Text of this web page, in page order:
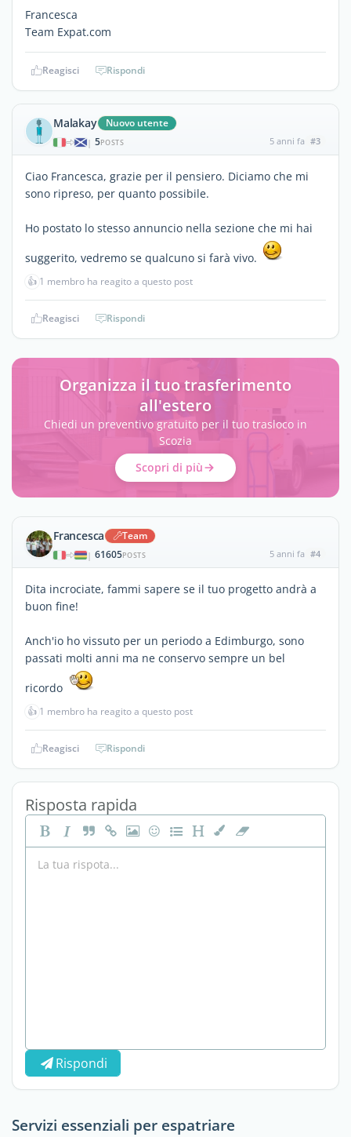
Francesca
Team Expat.com
Reagisci Rispondi
Malakay Nuovo utente
| 5POSTS 5 anni fa #3
Ciao Francesca, grazie per il pensiero. Diciamo che mi
sono ripreso, per quanto possibile.
Ho postato lo stesso annuncio nella sezione che mi hai
suggerito, vedremo se qualcuno si farà vivo.
👍 1 membro ha reagito a questo post
Reagisci Rispondi
Organizza il tuo trasferimento
all'estero
Chiedi un preventivo gratuito per il tuo trasloco in
Scozia
Scopri di più
Francesca Team
| 61605POSTS 5 anni fa #4
Dita incrociate, fammi sapere se il tuo progetto andrà a
buon fine!
Anch'io ho vissuto per un periodo a Edimburgo, sono
passati molti anni ma ne conservo sempre un bel
ricordo
👍 1 membro ha reagito a questo post
Reagisci Rispondi
Risposta rapida
Rispondi
Servizi essenziali per espatriare